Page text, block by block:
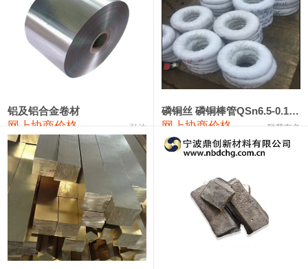
2#锑 85,000—91,000 88,000 1,000
1#镁 17,000—18,000 17,500 0
18,900—19,100 19,000 100
1#电解锰(99.7%袋装) 18,000—18,200 18,100 100
1#铬 60,000—82,000
553#硅 9,300—9,500
441#硅 9,600—9,800 9,700
3303#硅 10,300—10,500 10,400
2202#硅 14,100—14,300
铝及铝合金卷材
网上协商价格 弘达
磷铜丝 磷铜棒管QSn6.5-0.1 7-0.2 8-0.3
网上协商价格 联荣有色